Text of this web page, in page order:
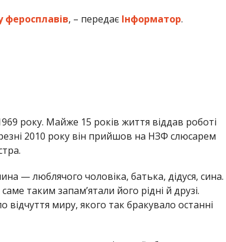
феросплавів, – передає Інформатор.
року. Майже 15 років життя віддав роботі
2010 року він прийшов на НЗФ слюсарем
— люблячого чоловіка, батька, дідуся, сина.
таким запам’ятали його рідні й друзі.
миру, якого так бракувало останні